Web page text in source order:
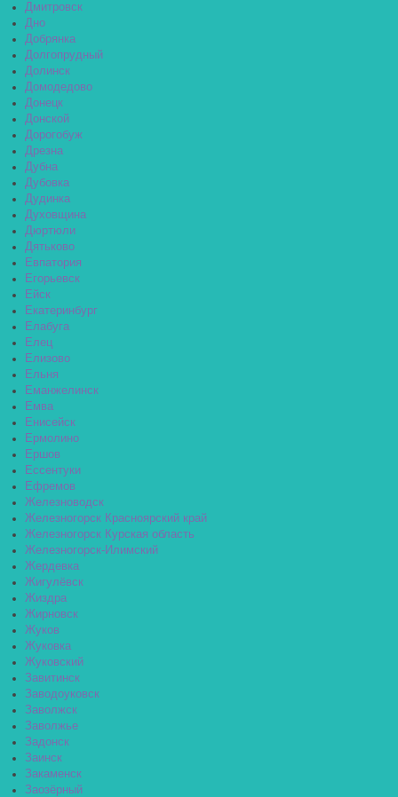
Дмитровск
Дно
Добрянка
Долгопрудный
Долинск
Домодедово
Донецк
Донской
Дорогобуж
Дрезна
Дубна
Дубовка
Дудинка
Духовщина
Дюртюли
Дятьково
Евпатория
Егорьевск
Ейск
Екатеринбург
Елабуга
Елец
Елизово
Ельня
Еманжелинск
Емва
Енисейск
Ермолино
Ершов
Ессентуки
Ефремов
Железноводск
Железногорск Красноярский край
Железногорск Курская область
Железногорск-Илимский
Жердевка
Жигулёвск
Жиздра
Жирновск
Жуков
Жуковка
Жуковский
Завитинск
Заводоуковск
Заволжск
Заволжье
Задонск
Заинск
Закаменск
Заозёрный